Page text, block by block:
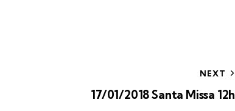
NEXT
17/01/2018 Santa Missa 12h